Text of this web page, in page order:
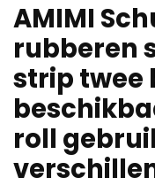
AMIMI
rubberen
strip twee
roll